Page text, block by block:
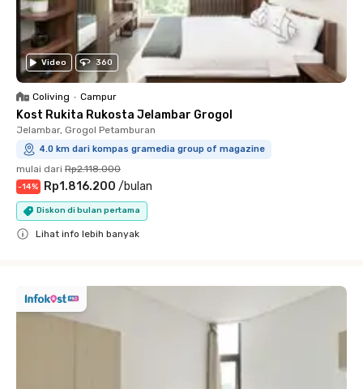
Video 360
Coliving • Campur
Kost Rukita Rukosta Jelambar Grogol
Jelambar, Grogol Petamburan
4.0 km dari kompas gramedia group of magazine
mulai dari Rp2.118.000
-14% Rp1.816.200 /bulan
Diskon di bulan pertama
Lihat info lebih banyak